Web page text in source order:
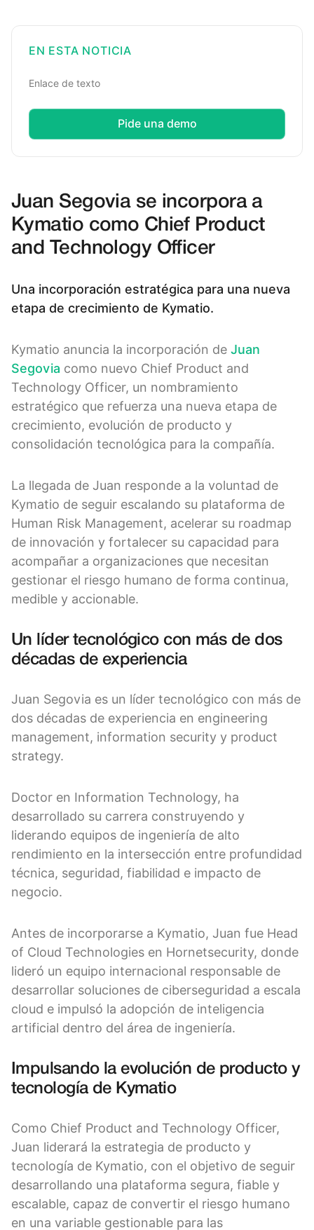
EN ESTA NOTICIA
Enlace de texto
Pide una demo
Juan Segovia se incorpora a
Kymatio como Chief Product
and Technology Officer
Una incorporación estratégica para una nueva
etapa de crecimiento de Kymatio.
Kymatio anuncia la incorporación de Juan
Segovia como nuevo Chief Product and
Technology Officer, un nombramiento
estratégico que refuerza una nueva etapa de
crecimiento, evolución de producto y
consolidación tecnológica para la compañía.
La llegada de Juan responde a la voluntad de
Kymatio de seguir escalando su plataforma de
Human Risk Management, acelerar su roadmap
de innovación y fortalecer su capacidad para
acompañar a organizaciones que necesitan
gestionar el riesgo humano de forma continua,
medible y accionable.
Un líder tecnológico con más de dos
décadas de experiencia
Juan Segovia es un líder tecnológico con más de
dos décadas de experiencia en engineering
management, information security y product
strategy.
Doctor en Information Technology, ha
desarrollado su carrera construyendo y
liderando equipos de ingeniería de alto
rendimiento en la intersección entre profundidad
técnica, seguridad, fiabilidad e impacto de
negocio.
Antes de incorporarse a Kymatio, Juan fue Head
of Cloud Technologies en Hornetsecurity, donde
lideró un equipo internacional responsable de
desarrollar soluciones de ciberseguridad a escala
cloud e impulsó la adopción de inteligencia
artificial dentro del área de ingeniería.
Impulsando la evolución de producto y
tecnología de Kymatio
Como Chief Product and Technology Officer,
Juan liderará la estrategia de producto y
tecnología de Kymatio, con el objetivo de seguir
desarrollando una plataforma segura, fiable y
escalable, capaz de convertir el riesgo humano
en una variable gestionable para las